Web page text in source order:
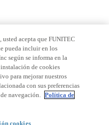
acepta que FUNITEC
pueda incluir en los
según se informa en la
de cookies
para mejorar nuestros
con sus preferencias
navegación. Política de
cookies